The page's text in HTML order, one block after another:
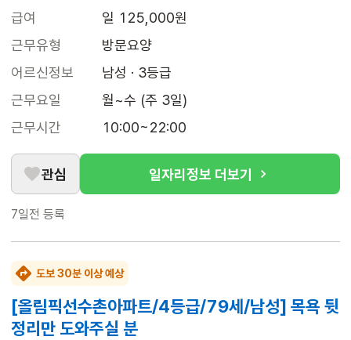
급여
일 125,000원
근무유형
방문요양
어르신정보
남성 · 3등급
근무요일
월~수 (주 3일)
근무시간
10:00~22:00
관심 일자리정보 더보기
7일전 등록
도보 30분 이상 예상
[올림픽선수촌아파트/4등급/79세/남성] 목욕 뒷
정리만 도와주실 분